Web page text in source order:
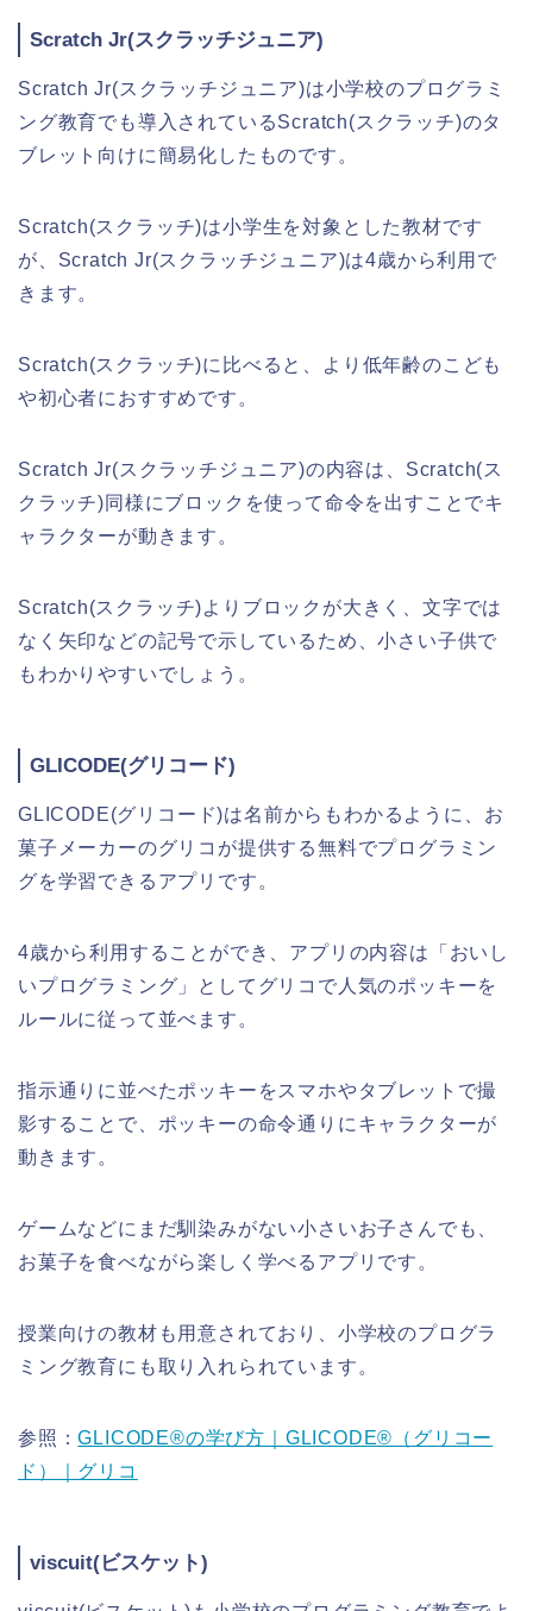
Scratch Jr(スクラッチジュニア)
Scratch Jr(スクラッチジュニア)は小学校のプログラミ
ング教育でも導入されているScratch(スクラッチ)のタ
ブレット向けに簡易化したものです。
Scratch(スクラッチ)は小学生を対象とした教材です
が、Scratch Jr(スクラッチジュニア)は4歳から利用で
きます。
Scratch(スクラッチ)に比べると、より低年齢のこども
や初心者におすすめです。
Scratch Jr(スクラッチジュニア)の内容は、Scratch(ス
クラッチ)同様にブロックを使って命令を出すことでキ
ャラクターが動きます。
Scratch(スクラッチ)よりブロックが大きく、文字では
なく矢印などの記号で示しているため、小さい子供で
もわかりやすいでしょう。
GLICODE(グリコード)
GLICODE(グリコード)は名前からもわかるように、お
菓子メーカーのグリコが提供する無料でプログラミン
グを学習できるアプリです。
4歳から利用することができ、アプリの内容は「おいし
いプログラミング」としてグリコで人気のポッキーを
ルールに従って並べます。
指示通りに並べたポッキーをスマホやタブレットで撮
影することで、ポッキーの命令通りにキャラクターが
動きます。
ゲームなどにまだ馴染みがない小さいお子さんでも、
お菓子を食べながら楽しく学べるアプリです。
授業向けの教材も用意されており、小学校のプログラ
ミング教育にも取り入れられています。
参照：GLICODE®の学び方｜GLICODE®（グリコー
ド）｜グリコ
viscuit(ビスケット)